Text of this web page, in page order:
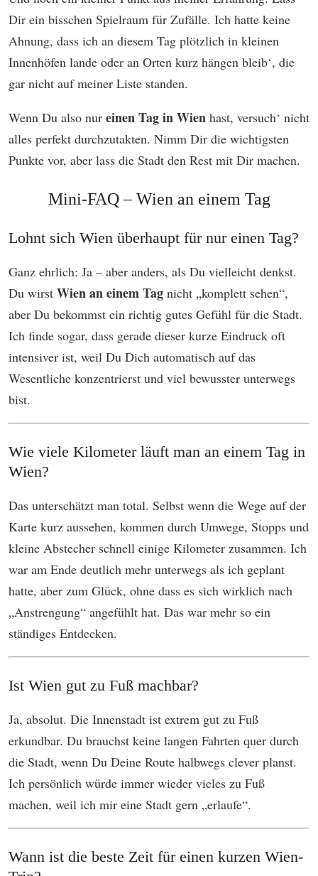
Dir ein bisschen Spielraum für Zufälle. Ich hatte keine
Ahnung, dass ich an diesem Tag plötzlich in kleinen
Innenhöfen lande oder an Orten kurz hängen bleib‘, die
gar nicht auf meiner Liste standen.
Wenn Du also nur einen Tag in Wien hast, versuch‘ nicht
alles perfekt durchzutakten. Nimm Dir die wichtigsten
Punkte vor, aber lass die Stadt den Rest mit Dir machen.
Mini-FAQ – Wien an einem Tag
Lohnt sich Wien überhaupt für nur einen Tag?
Ganz ehrlich: Ja – aber anders, als Du vielleicht denkst.
Du wirst Wien an einem Tag nicht „komplett sehen“,
aber Du bekommst ein richtig gutes Gefühl für die Stadt.
Ich finde sogar, dass gerade dieser kurze Eindruck oft
intensiver ist, weil Du Dich automatisch auf das
Wesentliche konzentrierst und viel bewusster unterwegs
bist.
Wie viele Kilometer läuft man an einem Tag in
Wien?
Das unterschätzt man total. Selbst wenn die Wege auf der
Karte kurz aussehen, kommen durch Umwege, Stopps und
kleine Abstecher schnell einige Kilometer zusammen. Ich
war am Ende deutlich mehr unterwegs als ich geplant
hatte, aber zum Glück, ohne dass es sich wirklich nach
„Anstrengung“ angefühlt hat. Das war mehr so ein
ständiges Entdecken.
Ist Wien gut zu Fuß machbar?
Ja, absolut. Die Innenstadt ist extrem gut zu Fuß
erkundbar. Du brauchst keine langen Fahrten quer durch
die Stadt, wenn Du Deine Route halbwegs clever planst.
Ich persönlich würde immer wieder vieles zu Fuß
machen, weil ich mir eine Stadt gern „erlaufe“.
Wann ist die beste Zeit für einen kurzen Wien-